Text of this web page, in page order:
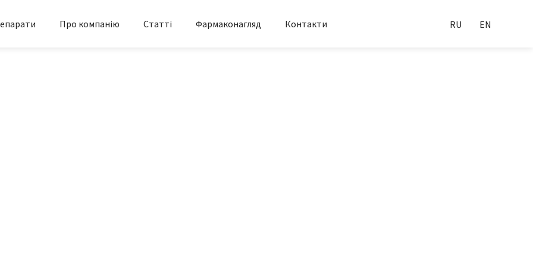
Про компанію Статті Фармаконагляд Контакти RU EN